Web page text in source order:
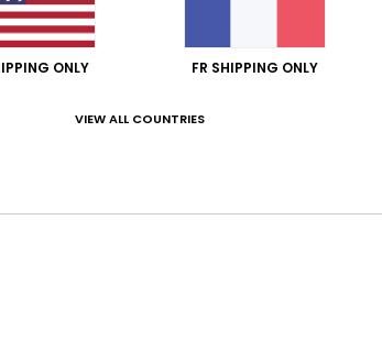
ONLY FR SHIPPING ONLY
VIEW ALL COUNTRIES